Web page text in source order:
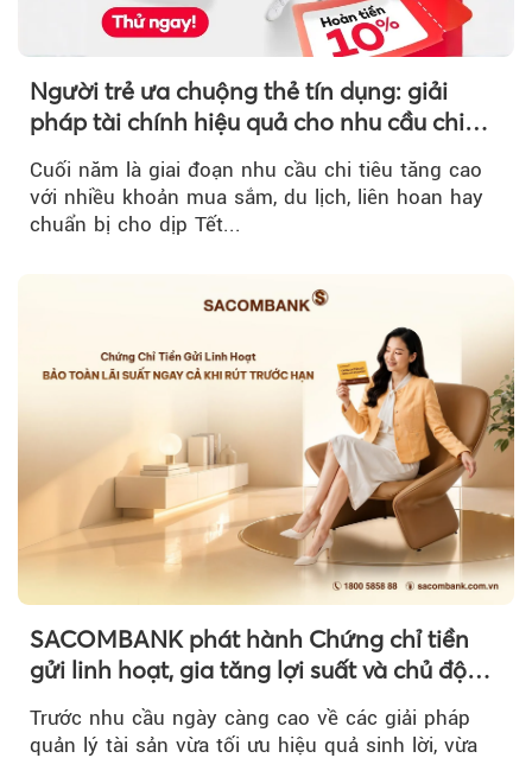
Người trẻ ưa chuộng thẻ tín dụng: giải
pháp tài chính hiệu quả cho nhu cầu chi
tiêu cuối năm
Cuối năm là giai đoạn nhu cầu chi tiêu tăng cao
với nhiều khoản mua sắm, du lịch, liên hoan hay
chuẩn bị cho dịp Tết...
SACOMBANK phát hành Chứng chỉ tiền
gửi linh hoạt, gia tăng lợi suất và chủ động
Trước nhu cầu ngày càng cao về các giải pháp
quản lý tài sản vừa tối ưu hiệu quả sinh lời, vừa